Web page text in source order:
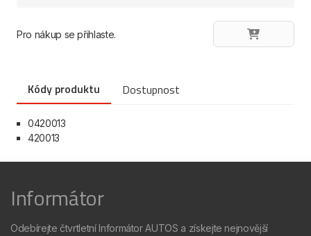
Pro nákup se přihlaste.
Kódy produktu Dostupnost
0420013
420013
Informátor
Odebírejte čtvrtletní Informátor AUTOS a získejte nejnovější